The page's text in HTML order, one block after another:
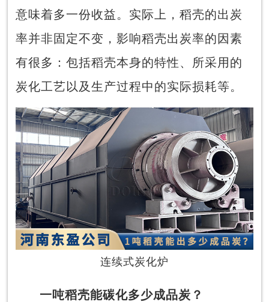
意味着多一份收益。实际上，稻壳的出炭
率并非固定不变，影响稻壳出炭率的因素
有很多：包括稻壳本身的特性、所采用的
炭化工艺以及生产过程中的实际损耗等。
连续式炭化炉
一吨稻壳能碳化多少成品炭？